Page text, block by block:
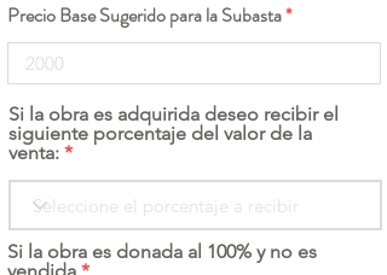
Precio Base Sugerido para la Subasta
Si la obra es adquirida deseo recibir el
siguiente porcentaje del valor de la
venta:
Si la obra es donada al 100% y no es